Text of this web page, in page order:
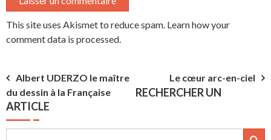
This site uses Akismet to reduce spam. Learn how your
comment data is processed.
Navigation
de
l’article
Albert UDERZO le maître
du dessin à la Française
Le cœur arc-en-ciel
RECHERCHER UN
ARTICLE